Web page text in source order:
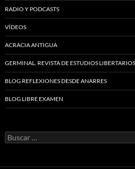
RADIO Y PODCASTS
VÍDEOS
ACRACIA ANTIGUA
GERMINAL. REVISTA DE ESTUDIOS LIBERTARIOS
BLOG REFLEXIONES DESDE ANARRES
BLOG LIBRE EXAMEN
Buscar: